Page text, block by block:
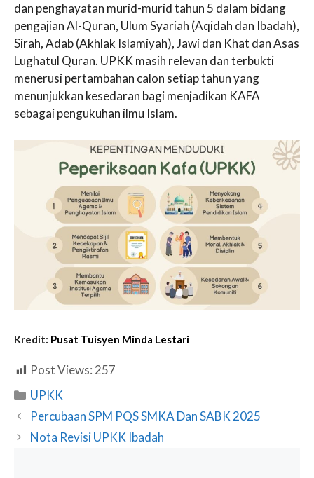
dan penghayatan murid-murid tahun 5 dalam bidang
pengajian Al-Quran, Ulum Syariah (Aqidah dan Ibadah),
Sirah, Adab (Akhlak Islamiyah), Jawi dan Khat dan Asas
Lughatul Quran. UPKK masih relevan dan terbukti
menerusi pertambahan calon setiap tahun yang
menunjukkan kesedaran bagi menjadikan KAFA
sebagai pengukuhan ilmu Islam.
Kredit: Pusat Tuisyen Minda Lestari
Post Views: 257
Categories
UPKK
Percubaan SPM PQS SMKA Dan SABK 2025
Nota Revisi UPKK Ibadah